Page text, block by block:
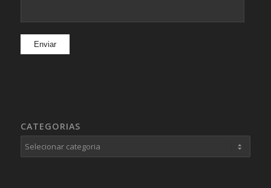
CATEGORIAS
Categorias